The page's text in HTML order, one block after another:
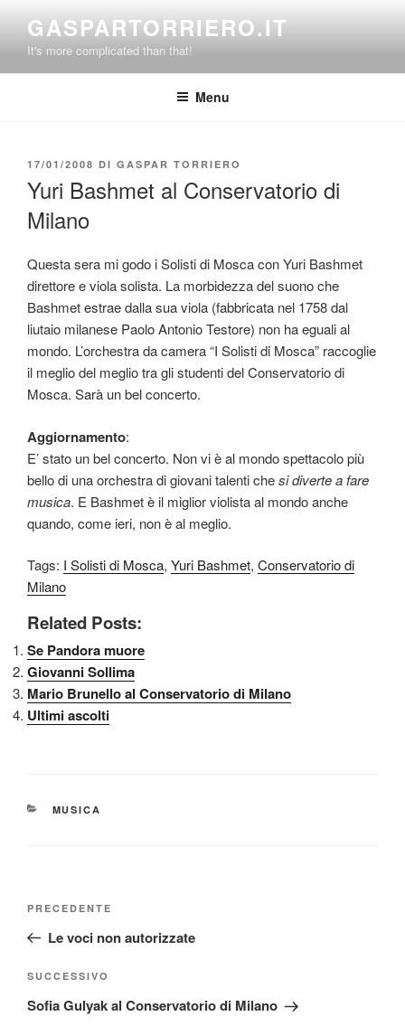
contenuto
GASPARTORRIERO.IT
It's more complicated than that!
Menu
PUBBLICATO
17/01/2008 DI GASPAR TORRIERO
Yuri Bashmet al Conservatorio di
Milano
Questa sera mi godo i Solisti di Mosca con Yuri Bashmet
direttore e viola solista. La morbidezza del suono che
Bashmet estrae dalla sua viola (fabbricata nel 1758 dal
liutaio milanese Paolo Antonio Testore) non ha eguali al
mondo. L’orchestra da camera “I Solisti di Mosca” raccoglie
il meglio del meglio tra gli studenti del Conservatorio di
Mosca. Sarà un bel concerto.
Aggiornamento:
E’ stato un bel concerto. Non vi è al mondo spettacolo più
bello di una orchestra di giovani talenti chesi diverte a fare
musica. E Bashmet è il miglior violista al mondo anche
quando, come ieri, non è al meglio.
Tags: I Solisti di Mosca, Yuri Bashmet, Conservatorio di
Milano
Related Posts:
Se Pandora muore
Giovanni Sollima
Mario Brunello al Conservatorio di Milano
Ultimi ascolti
CATEGORIE
MUSICA
Articolo
precedente:
PRECEDENTE
Le voci non autorizzate
Articolo
successivo
SUCCESSIVO
Sofia Gulyak al Conservatorio di Milano